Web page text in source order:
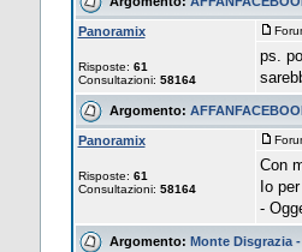
Panoramix
Risposte: 61
Consultazioni: 58164
ps.
Argomento:
Panoramix
Risposte: 61
Consultazioni: 58164
Con
Io
-
Argomento: Monte Disgrazia